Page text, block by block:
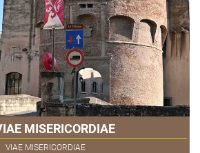
MISERICORDIAE
VIAE MISERICORDIAE